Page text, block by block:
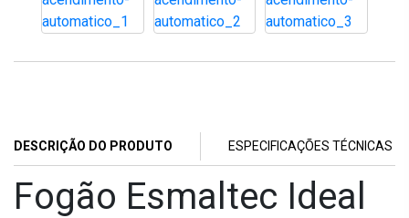
DESCRIÇÃO DO PRODUTO ESPECIFICAÇÕES TÉCNICAS
Fogão Esmaltec Ideal